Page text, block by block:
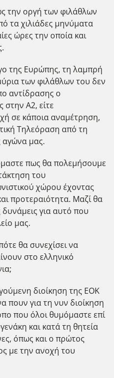
την οργή των φιλάθλων
τα χιλιάδες μηνύματα
ώρες την οποία και
της Ευρώπης, τη λαμπρή
των φιλάθλων του δεν
αντίδρασης ο
στην Α2, είτε
σε κάποια αναμέτρηση,
Τηλεόραση από τη
αγώνα μας.
πως θα πολεμήσουμε
του
χώρου έχοντας
προτεραιότητα. Μαζί θα
για αυτό που
μας.
θα συνεχίσει να
στο ελληνικό
διοίκηση της ΕΟΚ
πουν για τη νυν διοίκηση
που όλοι θυμόμαστε επί
και κατά τη θητεία
όπως και ο πρώτος
με την ανοχή του